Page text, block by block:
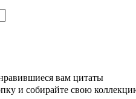
вам цитаты
и собирайте свою